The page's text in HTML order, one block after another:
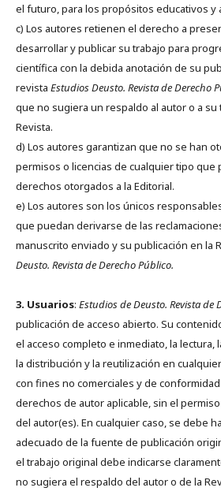
el futuro, para los propósitos educativos y
c) Los autores retienen el derecho a
desarrollar y publicar su trabajo para
científica con la debida anotación de su
revista Estudios Deusto. Revista de Derecho
que no sugiera un respaldo al autor o a su
Revista.
d) Los autores garantizan que no se han
permisos o licencias de cualquier tipo que
derechos otorgados a la Editorial.
e) Los autores son los únicos
que puedan derivarse de las
manuscrito enviado y su publicación en la
Deusto. Revista de Derecho Público.
3. Usuarios: Estudios de Deusto. Revista de
publicación de acceso abierto. Su
el acceso completo e inmediato, la lectura,
la distribución y la reutilización en
con fines no comerciales y de
derechos de autor aplicable, sin el
del autor(es). En cualquier caso, se debe
adecuado de la fuente de publicación
el trabajo original debe indicarse
no sugiera el respaldo del autor o de la